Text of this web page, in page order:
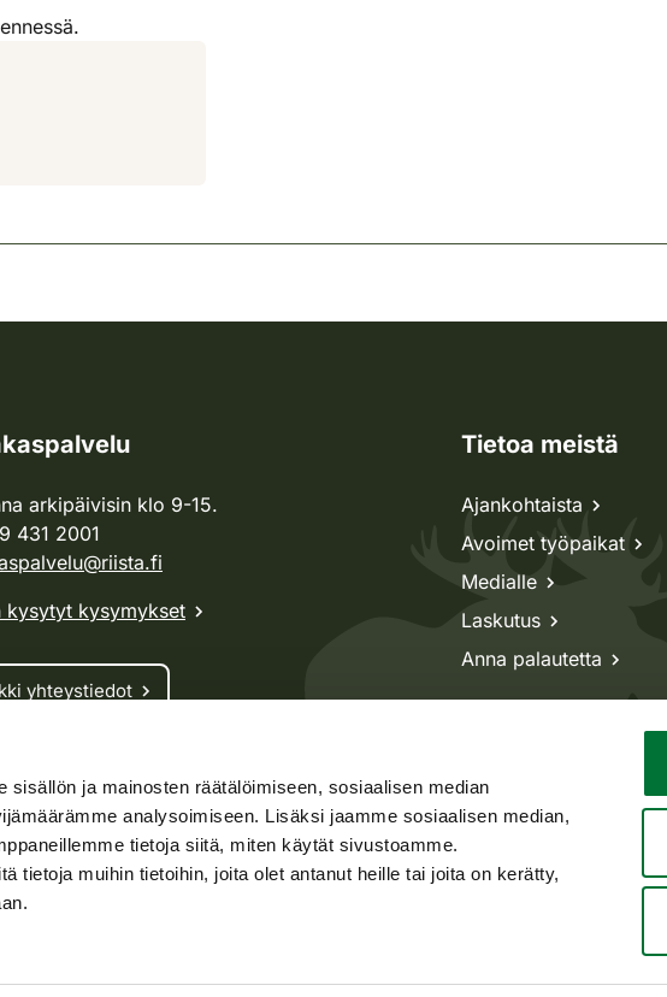
sisällön ja mainosten räätälöimiseen, sosiaalisen median
analysoimiseen. Lisäksi jaamme sosiaalisen median,
tietoja siitä, miten käytät sivustoamme.
tietoja muihin tietoihin, joita olet antanut heille tai joita on kerätty,
arkipäivisin klo 9-15.
431 2001
kysytyt kysymykset
yhteystiedot
asiat
-asiat
Tietoa meistä
Ajankohtaista
Avoimet työpaikat
Medialle
Laskutus
Anna palautetta